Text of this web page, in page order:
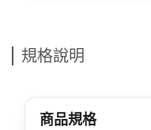
規格說明
商品規格